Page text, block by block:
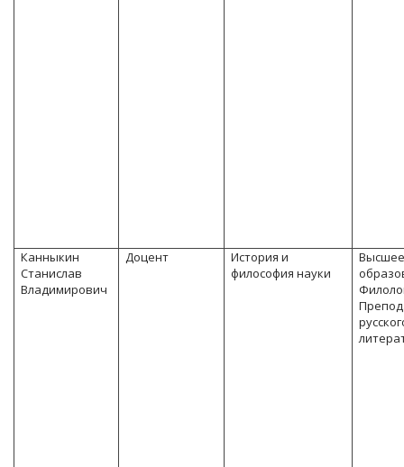
Канныкин
Станислав
Владимирович
Доцент
История и
философия науки